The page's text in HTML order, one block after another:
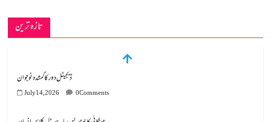
تازہ ترین
مہنگائی کا بوجھ پس رہا ہے مڈل کلاس انسان